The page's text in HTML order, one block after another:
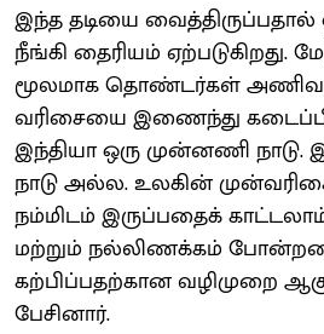
இந்த தடியை வைத்திருப்பதால்
நீங்கி தைரியம் ஏற்படுகிறது.
மூலமாக தொண்டர்கள்
வரிசையை இணைந்து
இந்தியா ஒரு முன்னணி நாடு.
நாடு அல்ல. உலகின்
நம்மிடம் இருப்பதைக்
மற்றும் நல்லிணக்கம்
கற்பிப்பதற்கான வழிமுறை
பேசினார்.